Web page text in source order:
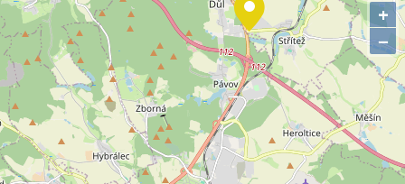
+
−